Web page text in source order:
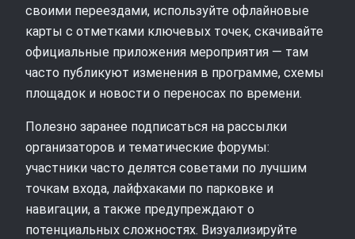
своими переездами, используйте офлайновые
карты с отметками ключевых точек, скачивайте
официальные приложения мероприятия — там
часто публикуют изменения в программе, схемы
площадок и новости о переносах по времени.
Полезно заранее подписаться на рассылки
организаторов и тематические форумы:
участники часто делятся советами по лучшим
точкам входа, лайфхаками по парковке и
навигации, а также предупреждают о
потенциальных сложностях. Визуализируйте